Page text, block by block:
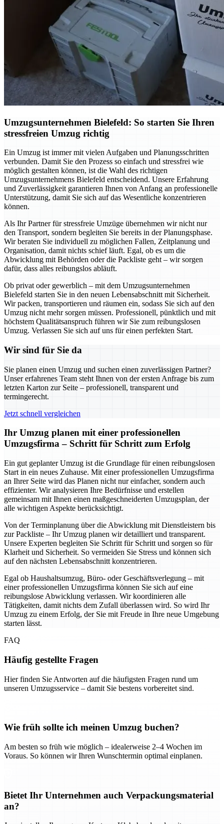
Umzugsunternehmen Bielefeld: So starten Sie Ihren
stressfreien Umzug richtig
Ein Umzug ist immer mit vielen Aufgaben und Planungsschritten
verbunden. Damit Sie den Prozess so einfach und stressfrei wie
möglich gestalten können, ist die Wahl des richtigen
Umzugsunternehmens Bielefeld entscheidend. Unsere Erfahrung
und Zuverlässigkeit garantieren Ihnen von Anfang an professionelle
Unterstützung, damit Sie sich auf das Wesentliche konzentrieren
können.
Als Ihr Partner für stressfreie Umzüge übernehmen wir nicht nur
den Transport, sondern begleiten Sie bereits in der Planungsphase.
Wir beraten Sie individuell zu möglichen Fallen, Zeitplanung und
Organisation, damit nichts schief läuft. Egal, ob es um die
Abwicklung mit Behörden oder die Packliste geht – wir sorgen
dafür, dass alles reibungslos abläuft.
Ob privat oder gewerblich – mit dem Umzugsunternehmen
Bielefeld starten Sie in den neuen Lebensabschnitt mit Sicherheit.
Wir packen, transportieren und räumen ein, sodass Sie sich auf den
Umzug nicht mehr sorgen müssen. Professionell, pünktlich und mit
höchstem Qualitätsanspruch führen wir Sie zum reibungslosen
Umzug. Verlassen Sie sich auf uns für einen perfekten Start.
Wir sind für Sie da
Sie planen einen Umzug und suchen einen zuverlässigen Partner?
Unser erfahrenes Team steht Ihnen von der ersten Anfrage bis zum
letzten Karton zur Seite – professionell, transparent und
termingerecht.
Jetzt schnell vergleichen
Ihr Umzug planen mit einer professionellen
Umzugsfirma – Schritt für Schritt zum Erfolg
Ein gut geplanter Umzug ist die Grundlage für einen reibungslosen
Start in ein neues Zuhause. Mit einer professionellen Umzugsfirma
an Ihrer Seite wird das Planen nicht nur einfacher, sondern auch
effizienter. Wir analysieren Ihre Bedürfnisse und erstellen
gemeinsam mit Ihnen einen maßgeschneiderten Umzugsplan, der
alle wichtigen Aspekte berücksichtigt.
Von der Terminplanung über die Abwicklung mit Dienstleistern bis
zur Packliste – Ihr Umzug planen wir detailliert und transparent.
Unsere Experten begleiten Sie Schritt für Schritt und sorgen so für
Klarheit und Sicherheit. So vermeiden Sie Stress und können sich
auf den nächsten Lebensabschnitt konzentrieren.
Egal ob Haushaltsumzug, Büro- oder Geschäftsverlegung – mit
einer professionellen Umzugsfirma können Sie sich auf eine
reibungslose Abwicklung verlassen. Wir koordinieren alle
Tätigkeiten, damit nichts dem Zufall überlassen wird. So wird Ihr
Umzug zu einem Erfolg, der Sie mit Freude in Ihre neue Umgebung
starten lässt.
FAQ
Häufig gestellte Fragen
Hier finden Sie Antworten auf die häufigsten Fragen rund um
unseren Umzugsservice – damit Sie bestens vorbereitet sind.
Wie früh sollte ich meinen Umzug buchen?
Am besten so früh wie möglich – idealerweise 2–4 Wochen im
Voraus. So können wir Ihren Wunschtermin optimal einplanen.
Bietet Ihr Unternehmen auch Verpackungsmaterial
an?